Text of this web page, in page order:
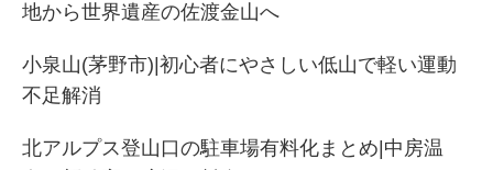
地から世界遺産の佐渡金山へ
小泉山(茅野市)|初心者にやさしい低山で軽い運動
不足解消
北アルプス登山口の駐車場有料化まとめ|中房温